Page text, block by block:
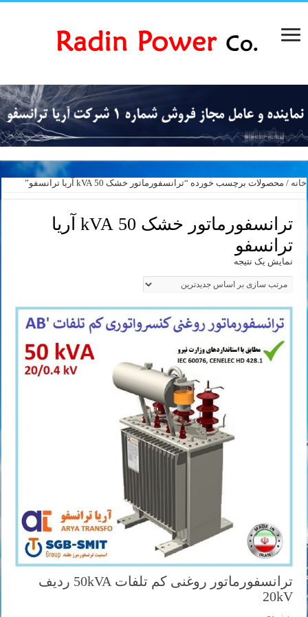
خانه / محصولات برچسب خورده “ترانسفورماتور خشک 50 kVA آریا ترانسفو”
ترانسفورماتور خشک 50 kVA آریا
ترانسفو
نمایش یک نتیجه
ترانسفورماتور روغنی کم تلفات 50kVA ردیف
20kV